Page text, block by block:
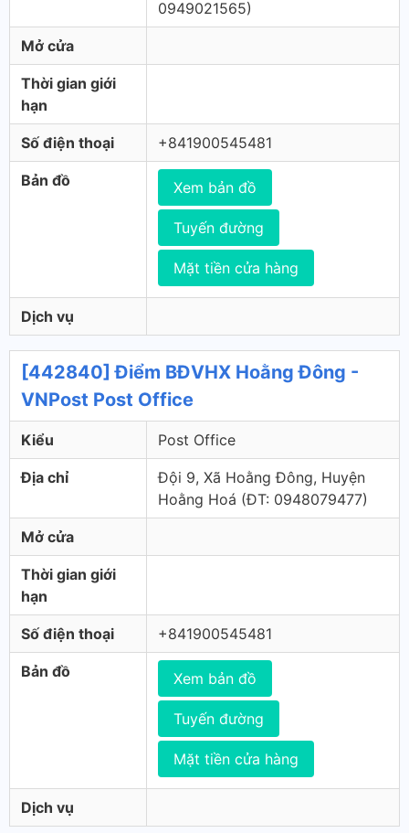
0949021565)
Mở cửa
Thời gian giới
hạn
Số điện thoại +841900545481
Bản đồ Xem bản đồ
Tuyến đường
Mặt tiền cửa hàng
Dịch vụ
[442840] Điểm BĐVHX Hoằng Đông -
VNPost Post Office
Kiểu Post Office
Địa chỉ
Đội 9, Xã Hoằng Đông, Huyện
Hoằng Hoá (ÐT: 0948079477)
Mở cửa
Thời gian giới
hạn
Số điện thoại +841900545481
Bản đồ Xem bản đồ
Tuyến đường
Mặt tiền cửa hàng
Dịch vụ